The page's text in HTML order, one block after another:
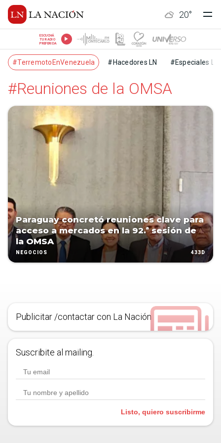
20°
ESCUCHÁ
TU RADIO
PREFERIDA
#TerremotoEnVenezuela #Hacedores LN #Especiales LN
#Reuniones de la OMSA
Paraguay concretó reuniones clave para
acceso a mercados en la 92.ª sesión de
la OMSA
NEGOCIOS 433D
Publicitar /contactar con La Nación
Suscribite al mailing.
Listo, quiero suscribirme